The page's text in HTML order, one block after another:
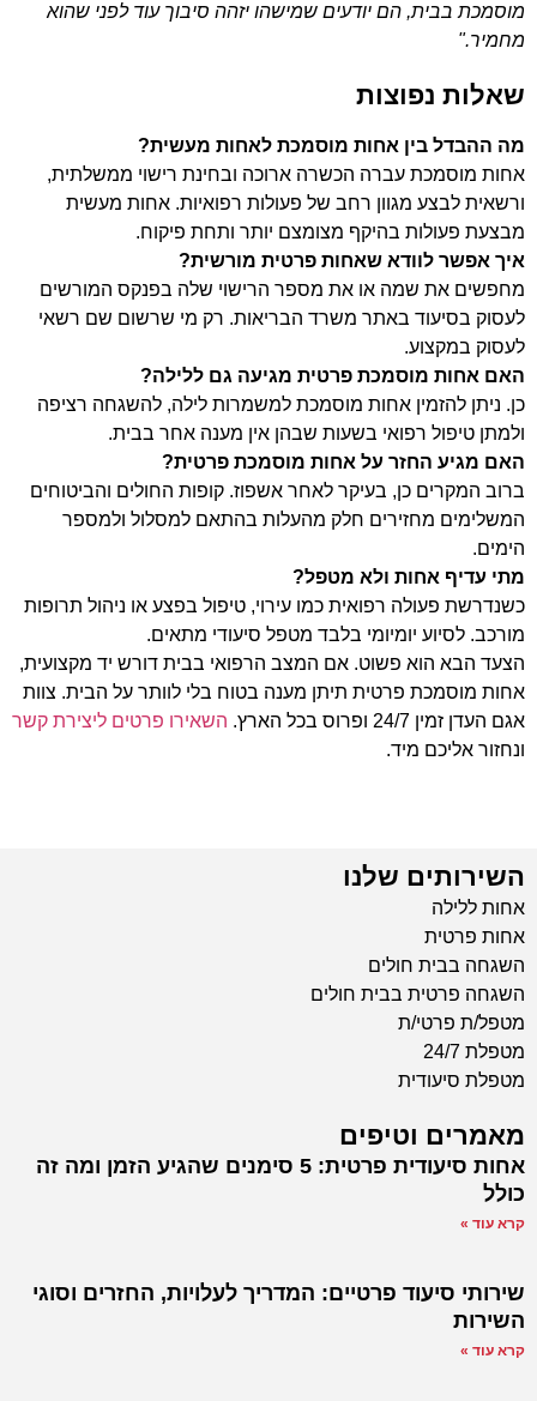
מוסמכת בבית, הם יודעים שמישהו יזהה סיבוך עוד לפני שהוא
מחמיר."
שאלות נפוצות
מה ההבדל בין אחות מוסמכת לאחות מעשית?
אחות מוסמכת עברה הכשרה ארוכה ובחינת רישוי ממשלתית,
ורשאית לבצע מגוון רחב של פעולות רפואיות. אחות מעשית
מבצעת פעולות בהיקף מצומצם יותר ותחת פיקוח.
איך אפשר לוודא שאחות פרטית מורשית?
מחפשים את שמה או את מספר הרישוי שלה בפנקס המורשים
לעסוק בסיעוד באתר משרד הבריאות. רק מי שרשום שם רשאי
לעסוק במקצוע.
האם אחות מוסמכת פרטית מגיעה גם ללילה?
כן. ניתן להזמין אחות מוסמכת למשמרות לילה, להשגחה רציפה
ולמתן טיפול רפואי בשעות שבהן אין מענה אחר בבית.
האם מגיע החזר על אחות מוסמכת פרטית?
ברוב המקרים כן, בעיקר לאחר אשפוז. קופות החולים והביטוחים
המשלימים מחזירים חלק מהעלות בהתאם למסלול ולמספר
הימים.
מתי עדיף אחות ולא מטפל?
כשנדרשת פעולה רפואית כמו עירוי, טיפול בפצע או ניהול תרופות
מורכב. לסיוע יומיומי בלבד מטפל סיעודי מתאים.
הצעד הבא הוא פשוט. אם המצב הרפואי בבית דורש יד מקצועית,
אחות מוסמכת פרטית תיתן מענה בטוח בלי לוותר על הבית. צוות
אגם העדן זמין 24/7 ופרוס בכל הארץ.
השאירו פרטים ליצירת קשר
ונחזור אליכם מיד.
השירותים שלנו
אחות ללילה
אחות פרטית
השגחה בבית חולים
השגחה פרטית בבית חולים
מטפל/ת פרטי/ת
מטפלת 24/7
מטפלת סיעודית
מאמרים וטיפים
אחות סיעודית פרטית: 5 סימנים שהגיע הזמן ומה זה
כולל
קרא עוד »
שירותי סיעוד פרטיים: המדריך לעלויות, החזרים וסוגי
השירות
קרא עוד »